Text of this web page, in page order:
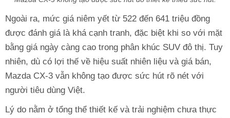
Ngoài ra, mức giá niêm yết từ 522 đến 641 triệu đồng
được đánh giá là khá cạnh tranh, đặc biệt khi so với mặt
bằng giá ngày càng cao trong phân khúc SUV đô thị. Tuy
nhiên, dù có lợi thế về hiệu suất nhiên liệu và giá bán,
Mazda CX-3 vẫn không tạo được sức hút rõ nét với
người tiêu dùng Việt.
Lý do nằm ở tổng thể thiết kế và trải nghiệm chưa thực